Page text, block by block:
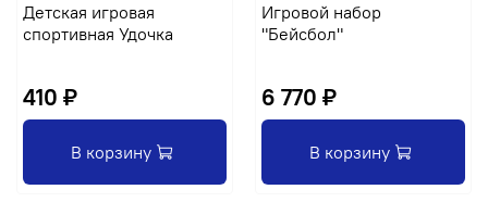
Детская игровая
спортивная Удочка
410 ₽
В корзину
Игровой набор
"Бейсбол"
6 770 ₽
В корзину